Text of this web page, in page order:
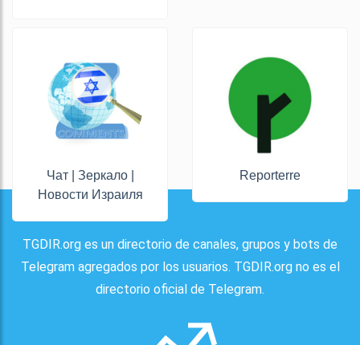
Чат | Зеркало |
Новости Израиля
Reporterre
TGDIR.org es un directorio de canales, grupos y bots de
Telegram agregados por los usuarios. TGDIR.org no es el
directorio oficial de Telegram.